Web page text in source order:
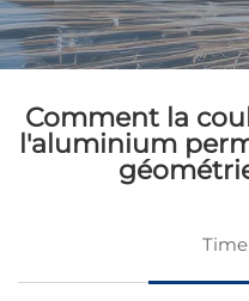
Comment la
l'aluminium